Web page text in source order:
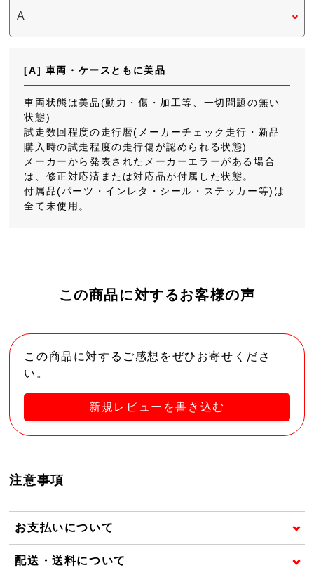
[A] 車両・ケースともに美品
車両状態は美品(動力・傷・加工等、一切問題の無い
状態)
試走数回程度の走行暦(メーカーチェック走行・新品
購入時の試走程度の走行傷が認められる状態)
メーカーから発表されたメーカーエラーがある場合
は、修正対応済または対応品が付属した状態。
付属品(パーツ・インレタ・シール・ステッカー等)は
全て未使用。
この商品に対するお客様の声
この商品に対するご感想をぜひお寄せくださ
い。
新規レビューを書き込む
注意事項
お支払いについて
配送・送料について